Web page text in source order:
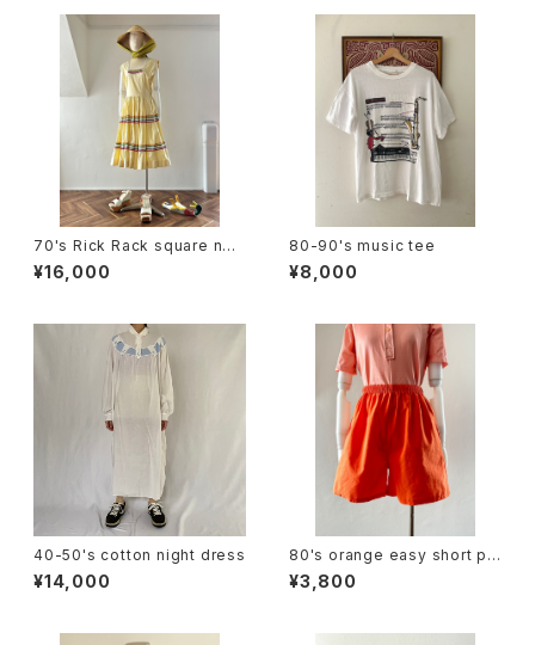
70's Rick Rack square nec
k sleeveless dress
¥16,000
80-90's music tee
¥8,000
40-50's cotton night dress
¥14,000
80's orange easy short pa
nts
¥3,800